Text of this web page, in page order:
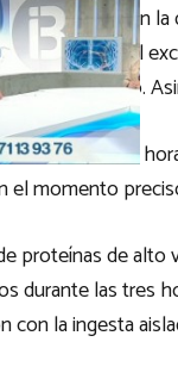
consumimos en
el
el nitrógeno.
definir un
el momento
proteínas de
durante las tres
con la ingesta